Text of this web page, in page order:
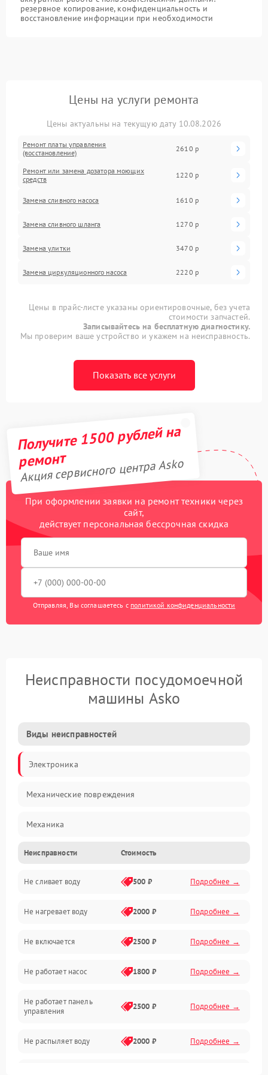
резервное копирование, конфиденциальность и
восстановление информации при необходимости
Цены на услуги ремонта
Цены актуальны на текущую дату 10.08.2026
Ремонт платы управления
(восстановление)
2610 р
Ремонт или замена дозатора моющих
средств
1220 р
Замена сливного насоса 1610 р
Замена сливного шланга 1270 р
Замена улитки 3470 р
Замена циркуляционного насоса 2220 р
Цены в прайс-листе указаны ориентировочные, без учета
стоимости запчастей.
Записывайтесь на бесплатную диагностику.
Мы проверим ваше устройство и укажем на неисправность.
Показать все услуги
Получите 1500 рублей на
ремонт
Акция сервисного центра Asko
При оформлении заявки на ремонт техники через
сайт,
действует персональная бессрочная скидка
Отправляя, Вы соглашаетесь с политикой конфиденциальности
Неисправности посудомоечной
машины Asko
Виды неисправностей
Электроника
Механические повреждения
Механика
Управление
Электропитание
Датчики
Нагрев
Вода
Гигиена
Неисправности Стоимость
Не сливает воду 500 ₽ Подробнее →
Не нагревает воду 2000 ₽ Подробнее →
Не включается 2500 ₽ Подробнее →
Не работает насос 1800 ₽ Подробнее →
Не работает панель
управления
2500 ₽ Подробнее →
Не распыляет воду 2000 ₽ Подробнее →